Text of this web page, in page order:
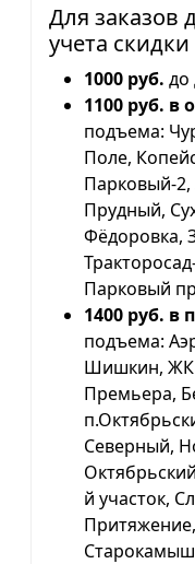
Для заказов
учета скидки
1000 руб. до
1100 руб. в
подъема:
Поле,
Парковый-2,
Прудный,
Фёдоровка,
Парковый
1400 руб.
подъема:
Шишкин, ЖК
Премьера,
Северный,
й участок,